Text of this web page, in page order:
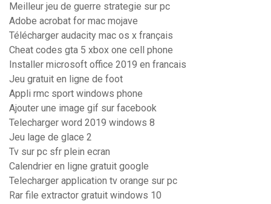
Meilleur jeu de guerre strategie sur pc
Adobe acrobat for mac mojave
Télécharger audacity mac os x français
Cheat codes gta 5 xbox one cell phone
Installer microsoft office 2019 en francais
Jeu gratuit en ligne de foot
Appli rmc sport windows phone
Ajouter une image gif sur facebook
Telecharger word 2019 windows 8
Jeu lage de glace 2
Tv sur pc sfr plein ecran
Calendrier en ligne gratuit google
Telecharger application tv orange sur pc
Rar file extractor gratuit windows 10